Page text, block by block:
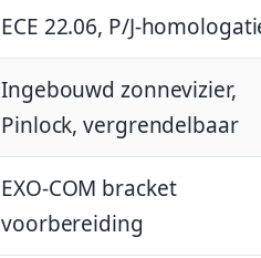
ECE 22.06, P/J-
Ingebouwd zonnevizier,
Pinlock, vergrendelbaar
EXO-COM bracket
voorbereiding